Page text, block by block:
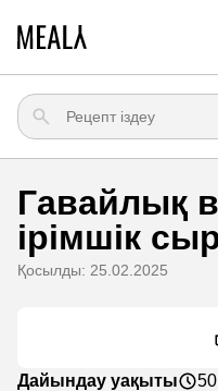
Гавайлық
ірімшік
Қосылды: 25.02.2025
Дайындау уақыты